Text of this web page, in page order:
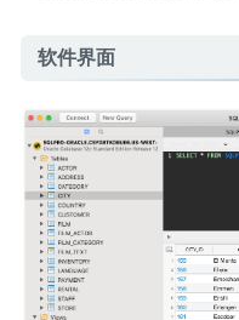
软件界面